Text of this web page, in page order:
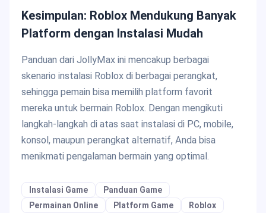
Kesimpulan: Roblox Mendukung Banyak
Platform dengan Instalasi Mudah
Panduan dari JollyMax ini mencakup berbagai
skenario instalasi Roblox di berbagai perangkat,
sehingga pemain bisa memilih platform favorit
mereka untuk bermain Roblox. Dengan mengikuti
langkah-langkah di atas saat instalasi di PC, mobile,
konsol, maupun perangkat alternatif, Anda bisa
menikmati pengalaman bermain yang optimal.
Instalasi Game
Panduan Game
Permainan Online
Platform Game Roblox